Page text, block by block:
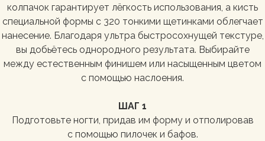
колпачок гарантирует лёгкость использования, а кисть
специальной формы с 320 тонкими щетинками облегчает
нанесение. Благодаря ультра быстросохнущей текстуре,
вы добьётесь однородного результата. Выбирайте
между естественным финишем или насыщенным цветом
с помощью наслоения.
ШАГ 1
Подготовьте ногти, придав им форму и отполировав
с помощью пилочек и бафов.